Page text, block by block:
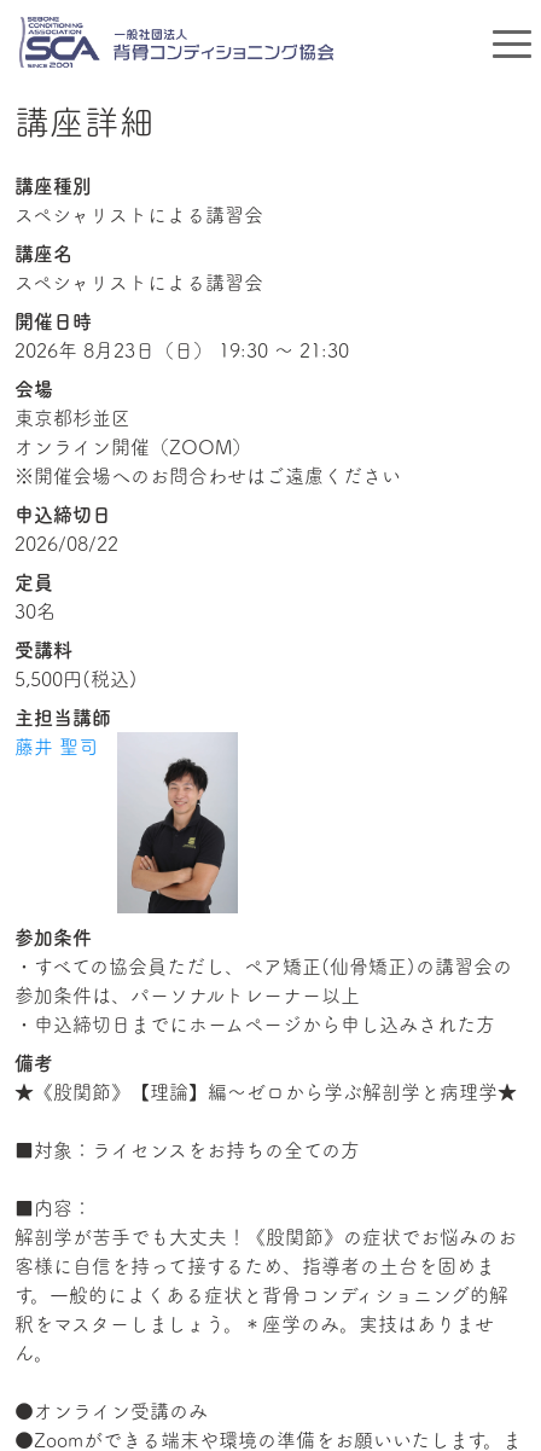
講座詳細
講座種別
スペシャリストによる講習会
講座名
スペシャリストによる講習会
開催日時
2026年 8月23日（日） 19:30 〜 21:30
会場
東京都杉並区
オンライン開催（ZOOM）
※開催会場へのお問合わせはご遠慮ください
申込締切日
2026/08/22
定員
30名
受講料
主担当講師
藤井 聖司
参加条件
・すべての協会員ただし、ペア矯正(仙骨矯正)の講習会の
参加条件は、パーソナルトレーナー以上
・申込締切日までにホームページから申し込みされた方
備考
★《股関節》【理論】編〜ゼロから学ぶ解剖学と病理学★
■対象：ライセンスをお持ちの全ての方
■内容：
解剖学が苦手でも大丈夫！《股関節》の症状でお悩みのお
客様に自信を持って接するため、指導者の土台を固めま
す。一般的によくある症状と背骨コンディショニング的解
釈をマスターしましょう。＊座学のみ。実技はありませ
ん。
●オンライン受講のみ
●Zoomができる端末や環境の準備をお願いいたします。ま